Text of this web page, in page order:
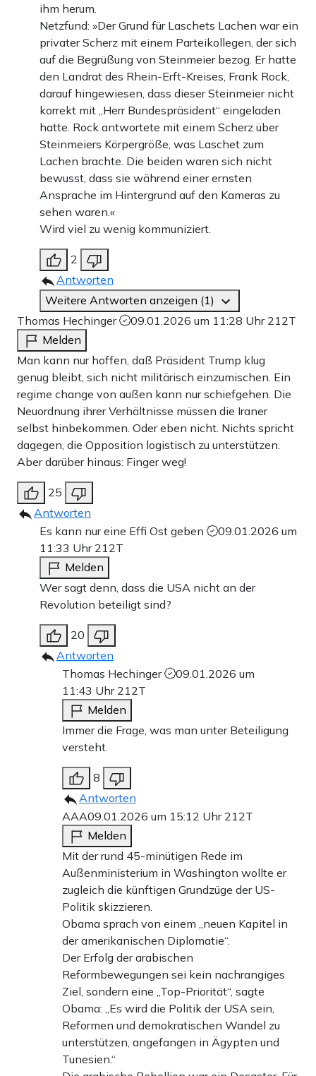
ihm herum.
Netzfund: »Der Grund für Laschets Lachen war ein
privater Scherz mit einem Parteikollegen, der sich
auf die Begrüßung von Steinmeier bezog. Er hatte
den Landrat des Rhein-Erft-Kreises, Frank Rock,
darauf hingewiesen, dass dieser Steinmeier nicht
korrekt mit „Herr Bundespräsident“ eingeladen
hatte. Rock antwortete mit einem Scherz über
Steinmeiers Körpergröße, was Laschet zum
Lachen brachte. Die beiden waren sich nicht
bewusst, dass sie während einer ernsten
Ansprache im Hintergrund auf den Kameras zu
sehen waren.«
Wird viel zu wenig kommuniziert.
2
Antworten
Weitere Antworten anzeigen (1)
Thomas Hechinger
09.01.2026 um 11:28 Uhr 212T
Melden
Man kann nur hoffen, daß Präsident Trump klug
genug bleibt, sich nicht militärisch einzumischen. Ein
regime change von außen kann nur schiefgehen. Die
Neuordnung ihrer Verhältnisse müssen die Iraner
selbst hinbekommen. Oder eben nicht. Nichts spricht
dagegen, die Opposition logistisch zu unterstützen.
Aber darüber hinaus: Finger weg!
25
Antworten
Es kann nur eine Effi Ost geben
09.01.2026 um
11:33 Uhr 212T
Melden
Wer sagt denn, dass die USA nicht an der
Revolution beteiligt sind?
20
Antworten
Thomas Hechinger
09.01.2026 um
11:43 Uhr 212T
Melden
Immer die Frage, was man unter Beteiligung
versteht.
8
Antworten
AAA09.01.2026 um 15:12 Uhr 212T
Melden
Mit der rund 45-minütigen Rede im
Außenministerium in Washington wollte er
zugleich die künftigen Grundzüge der US-
Politik skizzieren.
Obama sprach von einem „neuen Kapitel in
der amerikanischen Diplomatie“.
Der Erfolg der arabischen
Reformbewegungen sei kein nachrangiges
Ziel, sondern eine „Top-Priorität“, sagte
Obama: „Es wird die Politik der USA sein,
Reformen und demokratischen Wandel zu
unterstützen, angefangen in Ägypten und
Tunesien.“